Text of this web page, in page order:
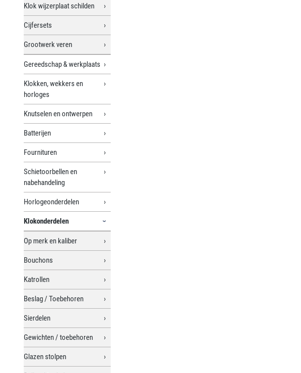
Klok wijzerplaat schilden
Cijfersets
Grootwerk veren
Gereedschap & werkplaats
Klokken, wekkers en
horloges
Knutselen en ontwerpen
Batterijen
Fournituren
Schietoorbellen en
nabehandeling
Horlogeonderdelen
Klokonderdelen
Op merk en kaliber
Bouchons
Katrollen
Beslag / Toebehoren
Sierdelen
Gewichten / toebehoren
Glazen stolpen